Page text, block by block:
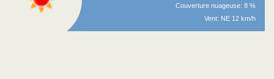
Couverture nuageuse: 8 %
Vent: NE 12 km/h